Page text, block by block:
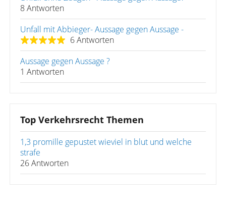
8 Antworten
Unfall mit Abbieger- Aussage gegen Aussage -
6 Antworten
Aussage gegen Aussage ?
1 Antworten
Top Verkehrsrecht Themen
1,3 promille gepustet wieviel in blut und welche
strafe
26 Antworten